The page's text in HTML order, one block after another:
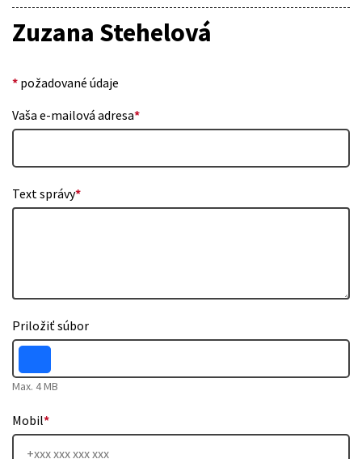
Zuzana Stehelová
* požadované údaje
Vaša e-mailová adresa*
Text správy*
Priložiť súbor
Max. 4 MB
Mobil*